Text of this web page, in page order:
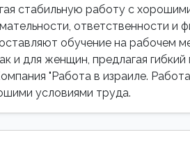
стабильную работу с
ответственности и
обучение на рабочем
и для женщин, предлагая гибкий
"Работа в израиле.
условиями труда.